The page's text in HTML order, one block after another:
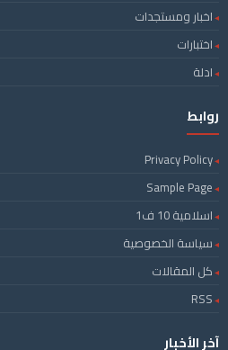
اخبار ومستجدات
اختبارات
ادلة
روابط
Privacy Policy
Sample Page
اسلامية 10 ف1
سياسة الخصوصية
كل المقالات
RSS
آخر الأخبار